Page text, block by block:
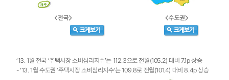
‘13. 1월 전국 ‘주택시장 소비심리지수’는 112.3으로 전월(105.2) 대비 7.1p 상승
- ‘13. 1월 수도권 ’주택시장 소비심리지수‘는 109.8로 전월(101.4) 대비 8.4p 상승